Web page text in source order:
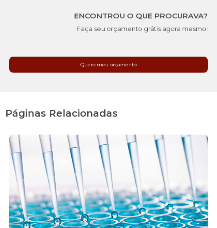
ENCONTROU O QUE PROCURAVA?
Faça seu orçamento grátis agora mesmo!
Quero meu orçamento
Páginas Relacionadas